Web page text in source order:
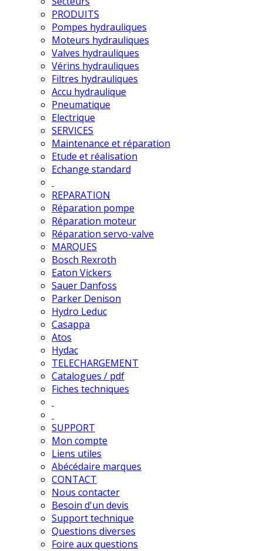
PRODUITS
Pompes hydrauliques
Moteurs hydrauliques
Valves hydrauliques
Vérins hydrauliques
Filtres hydrauliques
Accu hydraulique
Pneumatique
Electrique
SERVICES
Maintenance et réparation
Etude et réalisation
Echange standard
REPARATION
Réparation pompe
Réparation moteur
Réparation servo-valve
MARQUES
Bosch Rexroth
Eaton Vickers
Sauer Danfoss
Parker Denison
Hydro Leduc
Casappa
Atos
Hydac
TELECHARGEMENT
Catalogues / pdf
Fiches techniques
SUPPORT
Mon compte
Liens utiles
Abécédaire marques
CONTACT
Nous contacter
Besoin d'un devis
Support technique
Questions diverses
Foire aux questions